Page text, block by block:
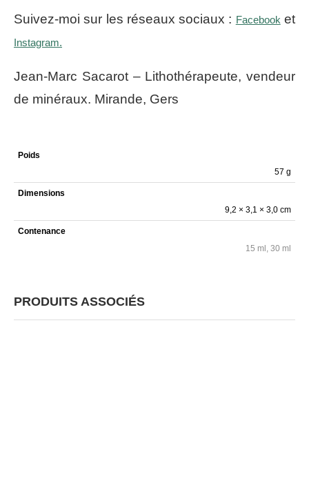
Suivez-moi sur les réseaux sociaux : Facebook et
Instagram.
Jean-Marc Sacarot – Lithothérapeute, vendeur
de minéraux. Mirande, Gers
Poids
57 g
Dimensions
9,2 × 3,1 × 3,0 cm
Contenance
15 ml, 30 ml
PRODUITS ASSOCIÉS